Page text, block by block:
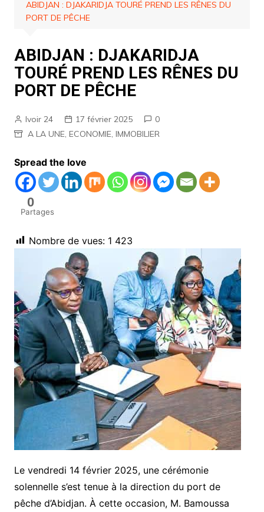
ABIDJAN : DJAKARIDJA TOURÉ PREND LES RÊNES DU
PORT DE PÊCHE
ABIDJAN : DJAKARIDJA
TOURÉ PREND LES RÊNES DU
PORT DE PÊCHE
Ivoir 24 17 février 2025
0
A LA UNE, ECONOMIE, IMMOBILIER
Spread the love
0
Partages
Nombre de vues: 1 423
Le vendredi 14 février 2025, une cérémonie
solennelle s’est tenue à la direction du port de
pêche d’Abidjan. À cette occasion, M. Bamoussa